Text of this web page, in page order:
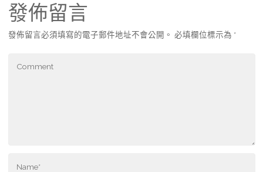
發佈留言
發佈留言必須填寫的電子郵件地址不會公開。 必填欄位標示為 *